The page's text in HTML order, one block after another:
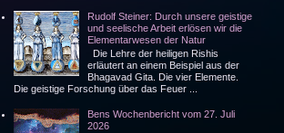
Rudolf Steiner: Durch unsere geistige
und seelische Arbeit erlösen wir die
Elementarwesen der Natur
Die Lehre der heiligen Rishis
erläutert an einem Beispiel aus der
Bhagavad Gita. Die vier Elemente.
Die geistige Forschung über das Feuer ...
Bens Wochenbericht vom 27. Juli
2026